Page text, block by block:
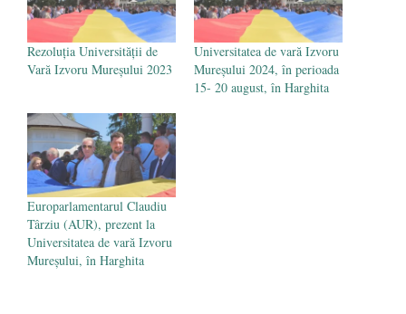
Rezoluția Universității de
Vară Izvoru Mureșului 2023
Universitatea de vară Izvoru
Mureșului 2024, în perioada
15- 20 august, în Harghita
Europarlamentarul Claudiu
Târziu (AUR), prezent la
Universitatea de vară Izvoru
Mureșului, în Harghita